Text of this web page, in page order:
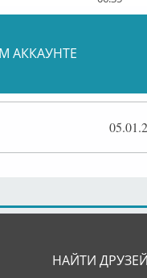
АККАУНТЕ
НАЙТИ ДРУЗЕЙ